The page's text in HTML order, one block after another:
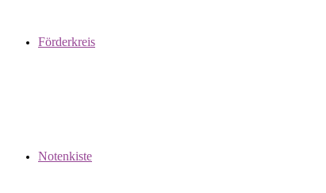
Förderkreis
Notenkiste